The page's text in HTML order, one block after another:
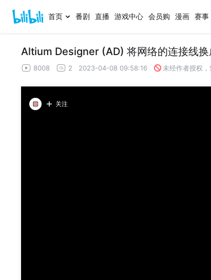
首页 番剧 直播 游戏中心 会员购 漫画 赛事
Altium Designer (AD) 将网络的连接线换
8008 2 2023-04-08 09:58:16 未经作者授权
关注